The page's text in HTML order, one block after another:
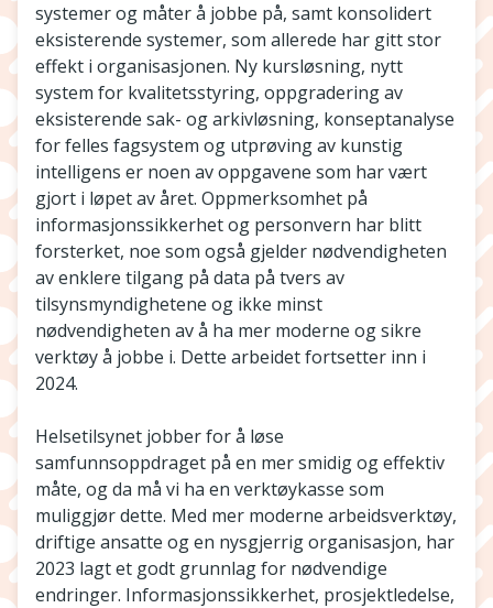
systemer og måter å jobbe på, samt konsolidert
eksisterende systemer, som allerede har gitt stor
effekt i organisasjonen. Ny kursløsning, nytt
system for kvalitetsstyring, oppgradering av
eksisterende sak- og arkivløsning, konseptanalyse
for felles fagsystem og utprøving av kunstig
intelligens er noen av oppgavene som har vært
gjort i løpet av året. Oppmerksomhet på
informasjonssikkerhet og personvern har blitt
forsterket, noe som også gjelder nødvendigheten
av enklere tilgang på data på tvers av
tilsynsmyndighetene og ikke minst
nødvendigheten av å ha mer moderne og sikre
verktøy å jobbe i. Dette arbeidet fortsetter inn i
2024.
Helsetilsynet jobber for å løse
samfunnsoppdraget på en mer smidig og effektiv
måte, og da må vi ha en verktøykasse som
muliggjør dette. Med mer moderne arbeidsverktøy,
driftige ansatte og en nysgjerrig organisasjon, har
2023 lagt et godt grunnlag for nødvendige
endringer. Informasjonssikkerhet, prosjektledelse,